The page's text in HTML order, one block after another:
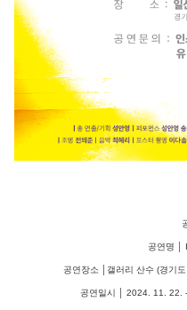
공연명 │
공연장소 │갤러리 산수 (경기
공연일시 │ 2024. 11. 22.